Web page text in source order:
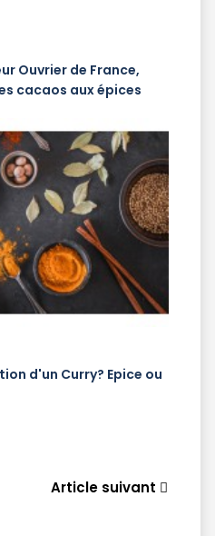
Ouvrier de France,
cacaos aux épices
d'un Curry? Epice ou
Article suivant